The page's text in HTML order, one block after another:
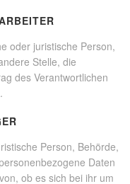
oder juristische Person,
Stelle, die
des Verantwortlichen
Person, Behörde,
Daten
ob es sich bei ihr um